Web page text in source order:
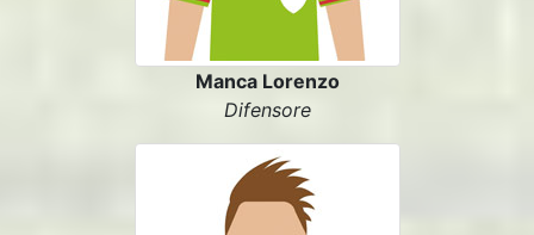
Manca Lorenzo
Difensore